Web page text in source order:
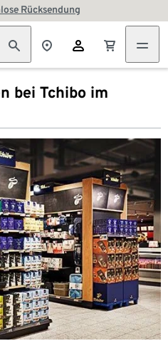
Rücksendung
bei Tchibo im